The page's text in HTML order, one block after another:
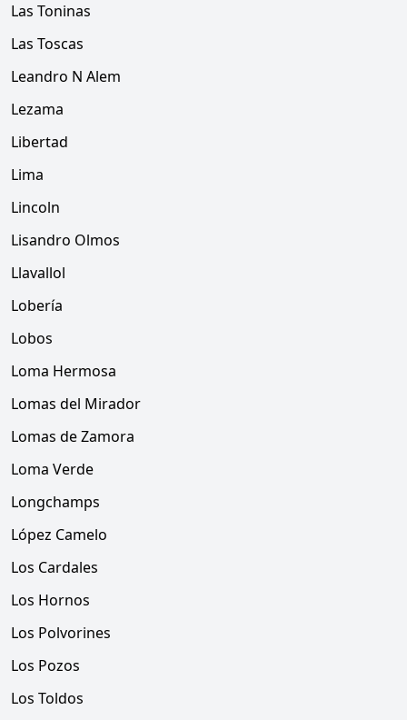
Las Toninas
Las Toscas
Leandro N Alem
Lezama
Libertad
Lima
Lincoln
Lisandro Olmos
Llavallol
Lobería
Lobos
Loma Hermosa
Lomas del Mirador
Lomas de Zamora
Loma Verde
Longchamps
López Camelo
Los Cardales
Los Hornos
Los Polvorines
Los Pozos
Los Toldos